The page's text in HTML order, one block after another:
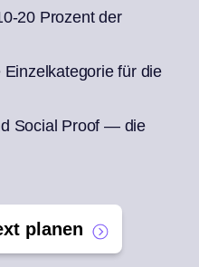
20 Prozent der
für die
Social Proof — die
planen